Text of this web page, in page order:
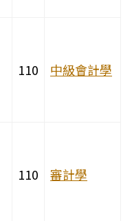
110 中級會計學
110 審計學